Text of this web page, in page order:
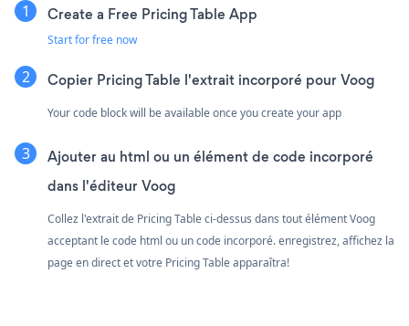
Create a Free Pricing Table App
Start for free now
Copier Pricing Table l'extrait incorporé pour Voog
Your code block will be available once you create your app
Ajouter au html ou un élément de code incorporé
dans l'éditeur Voog
Collez l'extrait de Pricing Table ci-dessus dans tout élément Voog
acceptant le code html ou un code incorporé. enregistrez, affichez la
page en direct et votre Pricing Table apparaîtra!